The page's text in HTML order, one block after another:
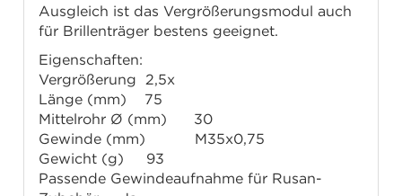
Ausgleich ist das Vergrößerungsmodul auch
für Brillenträger bestens geeignet.
Eigenschaften:
Vergrößerung 2,5x
Länge (mm) 75
Mittelrohr Ø (mm) 30
Gewinde (mm) M35x0,75
Gewicht (g) 93
Passende Gewindeaufnahme für Rusan-